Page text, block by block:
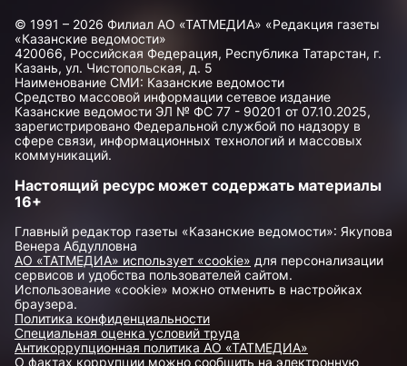
© 1991 – 2026 Филиал АО «ТАТМЕДИА» «Редакция газеты
«Казанские ведомости»
420066, Российская Федерация, Республика Татарстан, г.
Казань, ул. Чистопольская, д. 5
Наименование СМИ: Казанские ведомости
Средство массовой информации сетевое издание
Казанские ведомости ЭЛ № ФС 77 - 90201 от 07.10.2025,
зарегистрировано Федеральной службой по надзору в
сфере связи, информационных технологий и массовых
коммуникаций.
Настоящий ресурс может содержать материалы
16+
Главный редактор газеты «Казанские ведомости»: Якупова
Венера Абдулловна
АО «ТАТМЕДИА» использует «cookie» для персонализации
сервисов и удобства пользователей сайтом.
Использование «cookie» можно отменить в настройках
браузера.
Политика конфиденциальности
Специальная оценка условий труда
Антикоррупционная политика АО «ТАТМЕДИА»
О фактах коррупции можно сообщить на электронную